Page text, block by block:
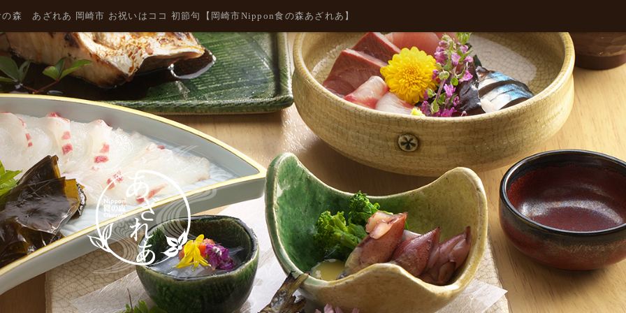
森 あざれあ 岡崎市 お祝いはココ 初節句【岡崎市Nippon食の森あざれあ】